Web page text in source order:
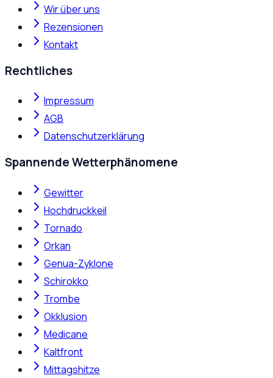
Wir über uns
Rezensionen
Kontakt
Rechtliches
Impressum
AGB
Datenschutzerklärung
Spannende Wetterphänomene
Gewitter
Hochdruckkeil
Tornado
Orkan
Genua-Zyklone
Schirokko
Trombe
Okklusion
Medicane
Kaltfront
Mittagshitze